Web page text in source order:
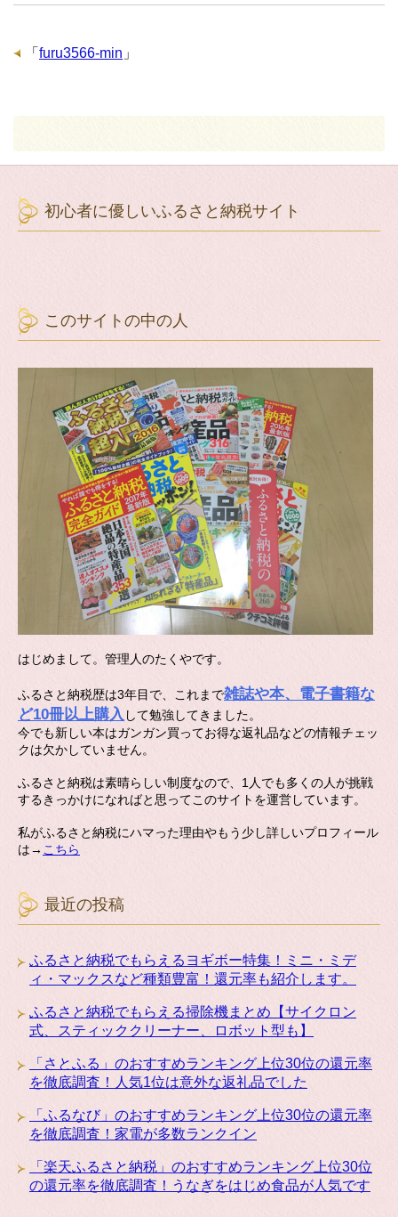
「 furu3566-min 」
初心者に優しいふるさと納税サイト
このサイトの中の人
はじめまして。管理人のたくやです。
ふるさと納税歴は3年目で、これまで雑誌や本、電子書籍な
ど10冊以上購入 して勉強してきました。
今でも新しい本はガンガン買ってお得な返礼品などの情報チェッ
クは欠かしていません。
ふるさと納税は素晴らしい制度なので、1人でも多くの人が挑戦
するきっかけになればと思ってこのサイトを運営しています。
私がふるさと納税にハマった理由やもう少し詳しいプロフィール
は→ こちら
最近の投稿
ふるさと納税でもらえるヨギボー特集！ミニ・ミデ
ィ・マックスなど種類豊富！還元率も紹介します。
ふるさと納税でもらえる掃除機まとめ【サイクロン
式、スティッククリーナー、ロボット型も】
「さとふる」のおすすめランキング上位30位の還元率
を徹底調査！人気1位は意外な返礼品でした
「ふるなび」のおすすめランキング上位30位の還元率
を徹底調査！家電が多数ランクイン
「楽天ふるさと納税」のおすすめランキング上位30位
の還元率を徹底調査！うなぎをはじめ食品が人気です